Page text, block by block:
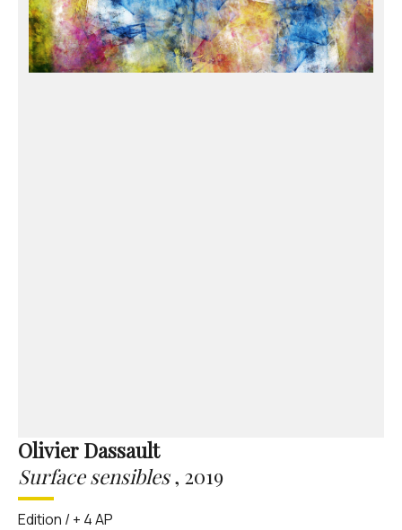
Olivier Dassault
Surface sensibles, 2019
Edition / + 4 AP